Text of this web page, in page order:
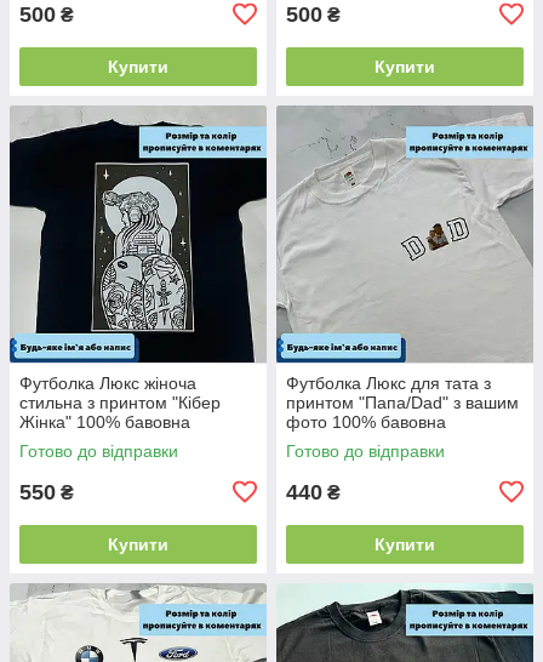
500 ₴
Купити
500 ₴
Купити
Футболка Люкс жіноча
стильна з принтом "Кібер
Жінка" 100% бавовна
Готово до відправки
550 ₴
Купити
Футболка Люкс для тата з
принтом "Папа/Dad" з вашим
фото 100% бавовна
Готово до відправки
440 ₴
Купити